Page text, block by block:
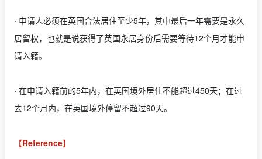
· 申请人必须在英国合法居住至少5年，其中最后一年需要是永久
居留权，也就是说获得了英国永居身份后需要等待12个月才能申
请入籍。
· 在申请入籍前的5年内，在英国境外居住不能超过450天；在过
去12个月内，在英国境外停留不超过90天。
【Reference】